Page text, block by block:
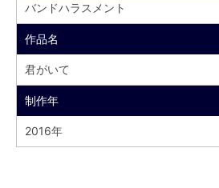
バンドハラスメント
作品名
君がいて
制作年
2016年